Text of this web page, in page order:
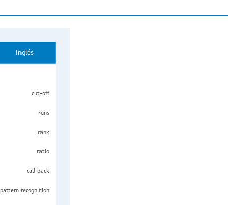
Inglés
cut-off
runs
rank
ratio
call-back
pattern recognition